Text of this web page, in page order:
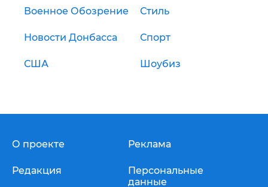
Военное Обозрение Стиль
Новости Донбасса Спорт
США Шоубиз
О проекте
Редакция
Реклама
Персональные
данные